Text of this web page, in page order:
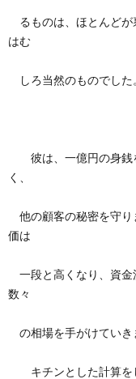
るものは、ほとんどが
はむ
しろ当然のものでした
彼は、一億円の身銭
く、
他の顧客の秘密を守り
価は
一段と高くなり、資金
数々
の相場を手がけていき
キチンとした計算を